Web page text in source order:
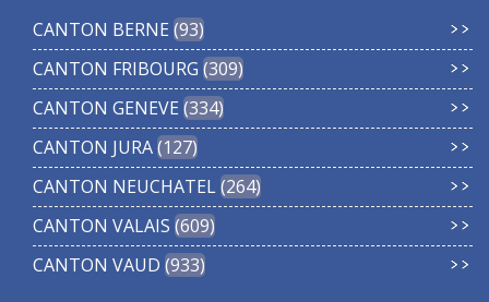
CANTON BERNE 93
CANTON FRIBOURG 309
CANTON GENEVE 334
CANTON JURA 127
CANTON NEUCHATEL 264
CANTON VALAIS 609
CANTON VAUD 933